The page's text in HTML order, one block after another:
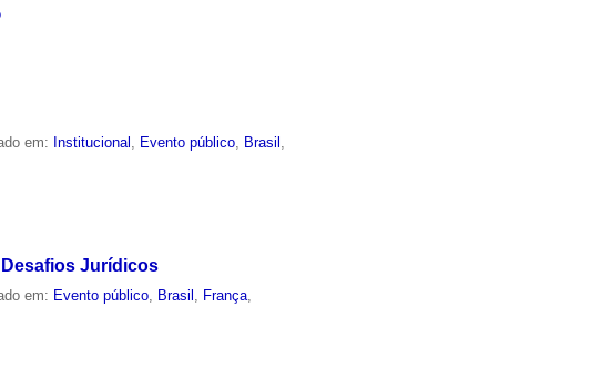
em: Institucional Evento público Brasil
Jurídicos
em: Evento público, Brasil , França,